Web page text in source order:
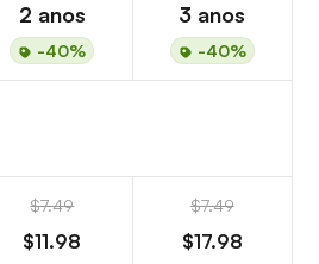
2 anos
-40%
3 anos
-40%
$7.49
$11.98
$7.49
$17.98